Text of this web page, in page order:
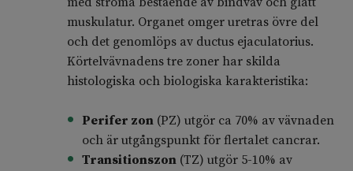
muskulatur. Organet omger uretras övre del
och det genomlöps av ductus ejaculatorius.
Körtelvävnadens tre zoner har skilda
histologiska och biologiska karakteristika:
Perifer zon(PZ) utgör ca 70% av vävnaden
och är utgångspunkt för flertalet cancrar.
Transitionszon(TZ) utgör 5-10% av